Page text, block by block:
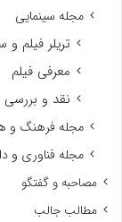
مجله سینمایی
تریلر فیلم و
معرفی فیلم
نقد و بررسی
مجله فرهنگ و
مجله فناوری و
مصاحبه و گفتگو
مطالب جالب